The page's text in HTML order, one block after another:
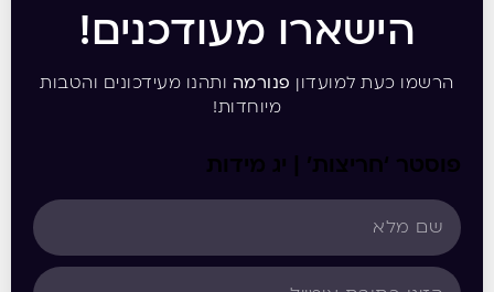
הישארו מעודכנים!
הרשמו כעת למועדון פנורמה ותהנו מעידכונים והטבות
מיוחדות!
פוסטר ‘חריצות’ | יג מידות